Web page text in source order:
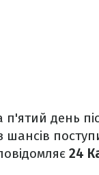
п'ятий день
шансів
24